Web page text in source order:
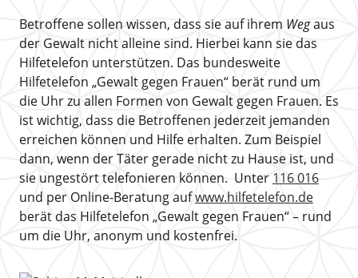
Betroffene sollen wissen, dass sie auf ihrem Wegaus
der Gewalt nicht alleine sind. Hierbei kann sie das
Hilfetelefon unterstützen. Das bundesweite
Hilfetelefon „Gewalt gegen Frauen“ berät rund um
die Uhr zu allen Formen von Gewalt gegen Frauen. Es
ist wichtig, dass die Betroffenen jederzeit jemanden
erreichen können und Hilfe erhalten. Zum Beispiel
dann, wenn der Täter gerade nicht zu Hause ist, und
sie ungestört telefonieren können. Unter 116 016
und per Online-Beratung aufwww.hilfetelefon.de
berät das Hilfetelefon „Gewalt gegen Frauen“ – rund
um die Uhr, anonym und kostenfrei.